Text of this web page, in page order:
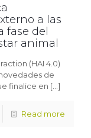
a las
fase del
animal
(HAI 4.0)
de
finalice en […]
Read more